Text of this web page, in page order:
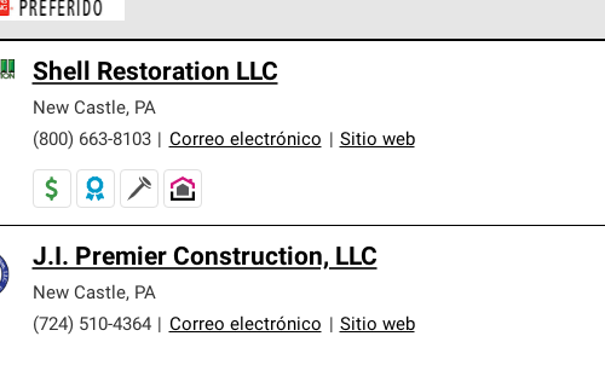
con altos estándares y requisitos estrictos de profesionalismo y
Shell Restoration LLC
New Castle, PA
(800) 663-8103
Correo electrónico Sitio web
J.I. Premier Construction, LLC
New Castle, PA
(724) 510-4364
Correo electrónico Sitio web